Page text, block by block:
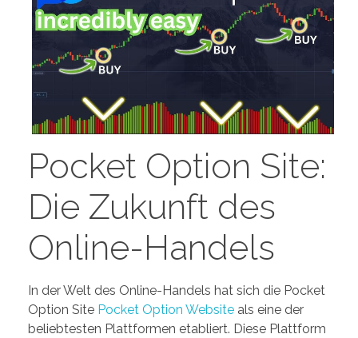
TURNKEY SERVICES
CONTACT US
Pocket Option Site:
Die Zukunft des
Online-Handels
In der Welt des Online-Handels hat sich die Pocket
Option Site Pocket Option Website als eine der
beliebtesten Plattformen etabliert. Diese Plattform